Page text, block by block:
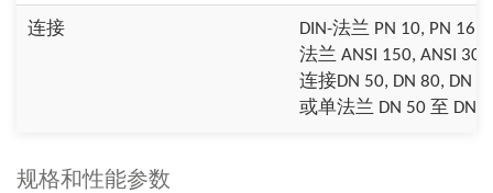
连接
DIN-法兰 PN 10, PN 16,
法兰 ANSI 150, ANSI
连接DN 50, DN 80, DN
或单法兰 DN 50 至 DN
规格和性能参数